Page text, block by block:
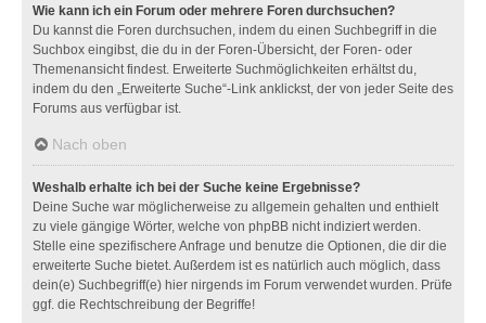
Wie kann ich ein Forum oder mehrere Foren durchsuchen?
Du kannst die Foren durchsuchen, indem du einen Suchbegriff in die
Suchbox eingibst, die du in der Foren-Übersicht, der Foren- oder
Themenansicht findest. Erweiterte Suchmöglichkeiten erhältst du,
indem du den „Erweiterte Suche“-Link anklickst, der von jeder Seite des
Forums aus verfügbar ist.
Nach oben
Weshalb erhalte ich bei der Suche keine Ergebnisse?
Deine Suche war möglicherweise zu allgemein gehalten und enthielt
zu viele gängige Wörter, welche von phpBB nicht indiziert werden.
Stelle eine spezifischere Anfrage und benutze die Optionen, die dir die
erweiterte Suche bietet. Außerdem ist es natürlich auch möglich, dass
dein(e) Suchbegriff(e) hier nirgends im Forum verwendet wurden. Prüfe
ggf. die Rechtschreibung der Begriffe!